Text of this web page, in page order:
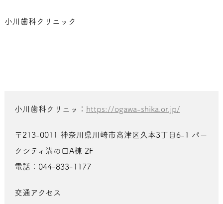
小川歯科クリニック
小川歯科クリニッ： https://ogawa-shika.or.jp/
〒213-0011 神奈川県川崎市高津区久本3丁目6-1 パー
クシティ溝の口A棟 2F
電話：044-833-1177
交通アクセス